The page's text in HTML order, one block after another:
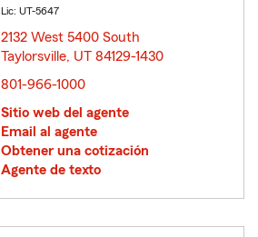
Lic: UT-5647
2132 West 5400 South
Taylorsville, UT 84129-1430
801-966-1000
Sitio web del agente
Email al agente
Obtener una cotización
Agente de texto